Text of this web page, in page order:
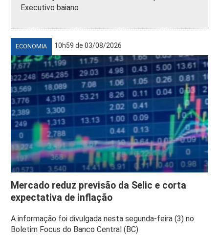
Executivo baiano
ECONOMIA 10h59 de 03/08/2026
Mercado reduz previsão da Selic e corta
expectativa de inflação
A informação foi divulgada nesta segunda-feira (3) no
Boletim Focus do Banco Central (BC)